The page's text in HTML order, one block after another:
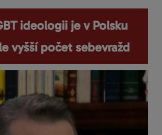
ideologii je v Polsku
vyšší počet sebevražd